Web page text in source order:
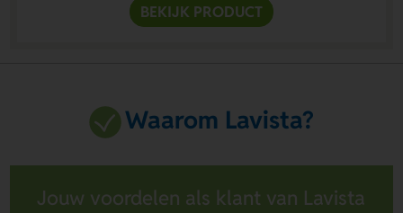
BEKIJK PRODUCT
Waarom Lavista?
Jouw voordelen als klant van Lavista